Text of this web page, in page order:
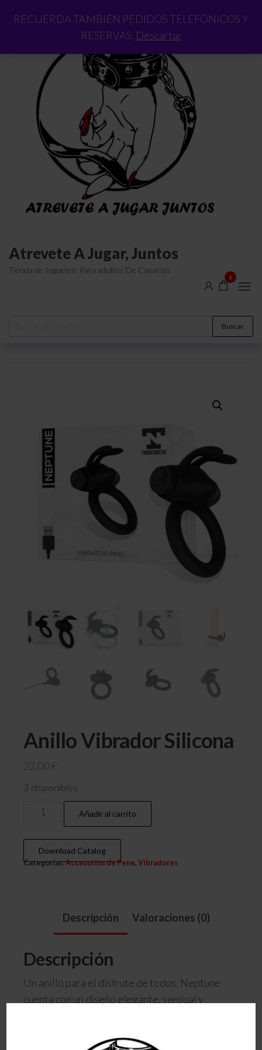
RECUERDA TAMBIÉN PEDIDOS TELEFÓNICOS Y
RESERVAS. Descartar
Atrevete A Jugar, Juntos
Tienda de Juguetes. Para adultos De Canarias
0
Buscar
Anillo Vibrador Silicona
22,00€
3 disponibles
Añadir al carrito
Download Catalog
Categorías:Accesorios de Pene, Vibradores
Descripción Valoraciones (0)
Descripción
Un anillo para el disfrute de todos. Neptune
cuenta con un diseño elegante, sensual y